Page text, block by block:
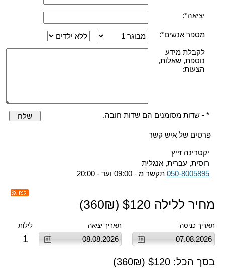
יציאה*:
מספר אנשים*:
לקבלת מידע
נוספת, שאלות,
הצעות:
* - שדות מסומנים הם שדות חובה. שלח
פרטים של איש קשר
יקטרינה זייץ
רוסית, עברית, אנגלית
050-8005895 תקשר מ - 09:00 ועד - 20:00
מחיר ללילה $ 120
(
360₪)
תאריך כניסה תאריך יציאה לילות
1
בסך הכל: $ 120
(
360₪)